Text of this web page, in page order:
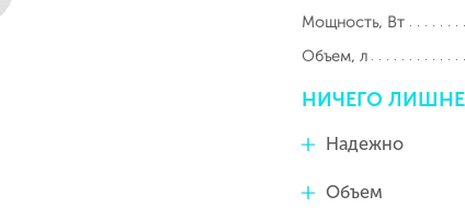
Мощность, Вт
Объем, л
НИЧЕГО
Надежно
Объем